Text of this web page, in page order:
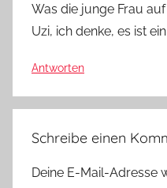
Was die junge Frau
Uzi, ich denke, es ist
Antworten
Schreibe einen
Deine E-Mail-Adresse